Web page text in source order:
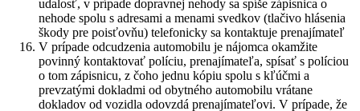
udalosť, v prípade dopravnej nehody sa spíše zápisnica o
nehode spolu s adresami a menami svedkov (tlačivo hlásenia
škody pre poisťovňu) telefonicky sa kontaktuje prenajímateľ
V prípade odcudzenia automobilu je nájomca okamžite
povinný kontaktovať políciu, prenajímateľa, spísať s políciou
o tom zápisnicu, z čoho jednu kópiu spolu s kľúčmi a
prevzatými dokladmi od obytného automobilu vrátane
dokladov od vozidla odovzdá prenajímateľovi. V prípade, že